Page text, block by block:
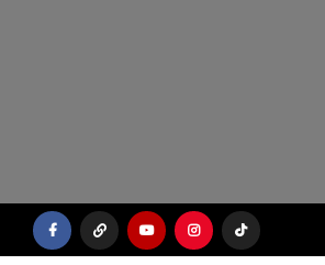
facebook
x youtubeinstagramTiktok